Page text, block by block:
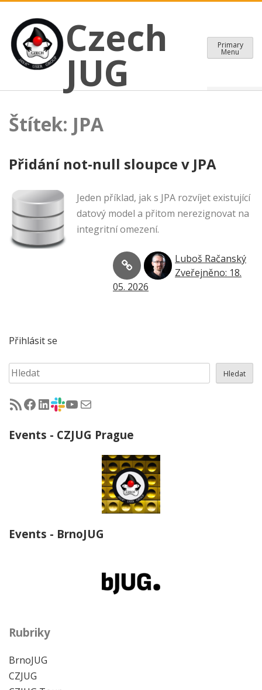
content
Czech JUG
CZECH JAVA USER GROUP
Czech
JUG
Primary
Menu
Štítek: JPA
Přidání not-null sloupce v JPA
Jeden příklad, jak s JPA rozvíjet existující
datový model a přitom nerezignovat na
integritní omezení.
Luboš Račanský
Zveřejněno: 18.
05. 2026
Přihlásit se
Hledat Hledat
RSS - články na jug.cz
Facebook skupina Czech Java User Group
LinkedIn skupina Czech Java User Group
CZJUG Slack fórum
CZJUG YouTube kanálCZJUG email
Events - CZJUG Prague
Events - BrnoJUG
Rubriky
BrnoJUG
CZJUG